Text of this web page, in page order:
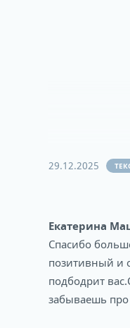
29.12.2025
Екатерина
Спасибо
позитивный и
подбодрит
забываешь